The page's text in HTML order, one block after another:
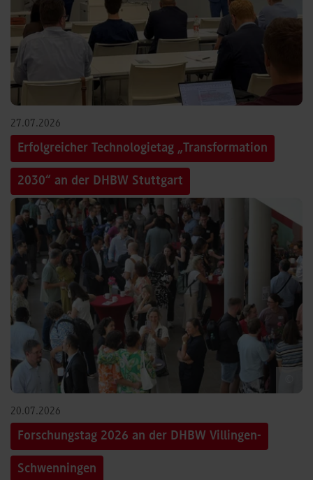
27.07.2026
Erfolgreicher Technologietag „Transformation
2030“ an der DHBW Stuttgart
20.07.2026
Forschungstag 2026 an der DHBW Villingen-
Schwenningen